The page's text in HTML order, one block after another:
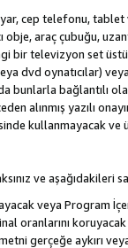
cep telefonu,
obje, araç çubuğu,
bir televizyon set
dvd oynatıcılar)
bunlarla bağlantılı
alınmış yazılı
kullanmayacak ve
ve aşağıdakileri
veya Program
oranlarını
gerçeğe aykırı